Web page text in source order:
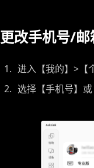
更改手机号/邮
进入【我的】>【
选择【手机号】或